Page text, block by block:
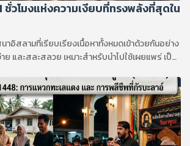
ชั่วโมงแห่งความเงียบที่ทรงพลังที่สุดใน
อิสลามที่เรียบเรียงเนื้อหาทั้งหมดเข้าด้วยกันอย่าง
าย และสละสลวย เหมาะสำหรับนำไปใช้เผยแพร่ เป็น